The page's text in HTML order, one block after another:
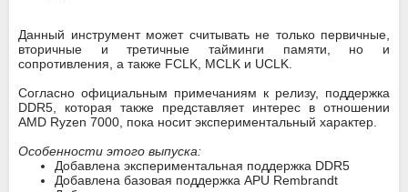
Данный инструмент может считывать не только первичные,
вторичные и третичные тайминги памяти, но и
сопротивления, а также FCLK, MCLK и UCLK.
Согласно официальным примечаниям к релизу, поддержка
DDR5, которая также представляет интерес в отношении
AMD Ryzen 7000, пока носит экспериментальный характер.
Особенности этого выпуска:
Добавлена экспериментальная поддержка DDR5
Добавлена базовая поддержка APU Rembrandt